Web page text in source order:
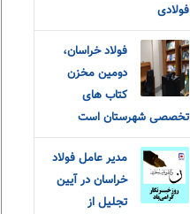
فولادی
فولاد خراسان،
دومین مخزن
کتاب های
تخصصی شهرستان است
مدیر عامل فولاد
خراسان در آیین
تجلیل از